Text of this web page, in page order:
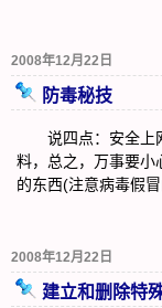
2008年12月22日
防毒秘技
说四点：安全上
料，总之，万事要小
的东西(注意病毒假
2008年12月22日
建立和删除特